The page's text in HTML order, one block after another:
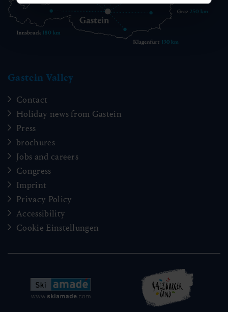
Gastein Valley
Contact
Holiday news from Gastein
Press
brochures
Jobs and careers
Congress
Imprint
Privacy Policy
Accessibility
Cookie Einstellungen